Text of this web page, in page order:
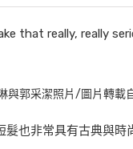
that really, really
與郭采潔照片/圖片轉載
髮也非常具有古典與時